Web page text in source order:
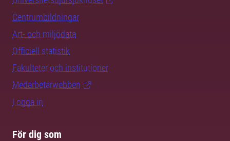
Centrumbildningar
Art- och miljödata
Officiell statistik
Fakulteter och institutioner
Medarbetarwebben
Logga in
För dig som